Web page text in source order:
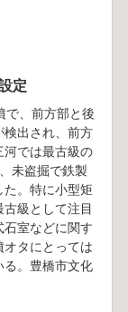
定
で、前方部と後
検出され、前方
河では最古級の
未盗掘で鉄製
。特に小型矩
級として注目
石室などに関す
オタにとっては
る。豊橋市文化